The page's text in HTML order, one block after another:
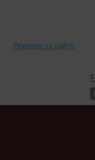
Реклама на сайте